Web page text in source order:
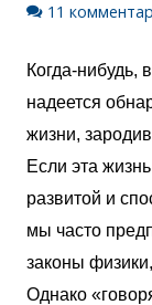
11
Когда-нибудь,
надеется
жизни,
Если эта
развитой и
мы часто
законы
Однако